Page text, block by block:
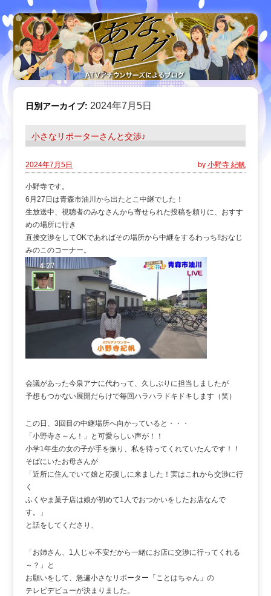
日別アーカイブ:2024年7月5日
小さなリポーターさんと交渉♪
2024年7月5日 by 小野寺 紀帆
小野寺です。
6月27日は青森市油川から出たとこ中継でした！
生放送中、視聴者のみなさんから寄せられた投稿を頼りに、おすす
めの場所に行き
直接交渉をしてOKであればその場所から中継をするわっち!!おなじ
みのこのコーナー。
会議があった今泉アナに代わって、久しぶりに担当しましたが
予想もつかない展開だらけで毎回ハラハラドキドキします（笑）
この日、3回目の中継場所へ向かっていると・・・
「小野寺さ～ん！」と可愛らしい声が！！
小学1年生の女の子が手を振り、私を待ってくれていたんです！！
そばにいたお母さんが
「近所に住んでいて娘と応援しに来ました！実はこれから交渉に行
く
ふくやま菓子店は娘が初めて1人でおつかいをしたお店なんで
す。」
と話をしてくださり、
「お姉さん、1人じゃ不安だから一緒にお店に交渉に行ってくれる
～？」と
お願いをして、急遽小さなリポーター「ことはちゃん」の
テレビデビューが決まりました。